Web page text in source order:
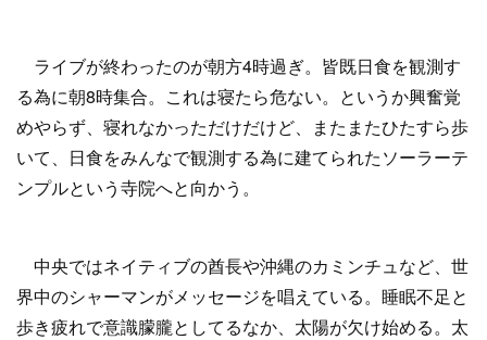
ライブが終わったのが朝方4時過ぎ。皆既日食を観測す
る為に朝8時集合。これは寝たら危ない。というか興奮覚
めやらず、寝れなかっただけだけど、またまたひたすら歩
いて、日食をみんなで観測する為に建てられたソーラーテ
ンプルという寺院へと向かう。
中央ではネイティブの酋長や沖縄のカミンチュなど、世
界中のシャーマンがメッセージを唱えている。睡眠不足と
歩き疲れで意識朦朧としてるなか、太陽が欠け始める。太